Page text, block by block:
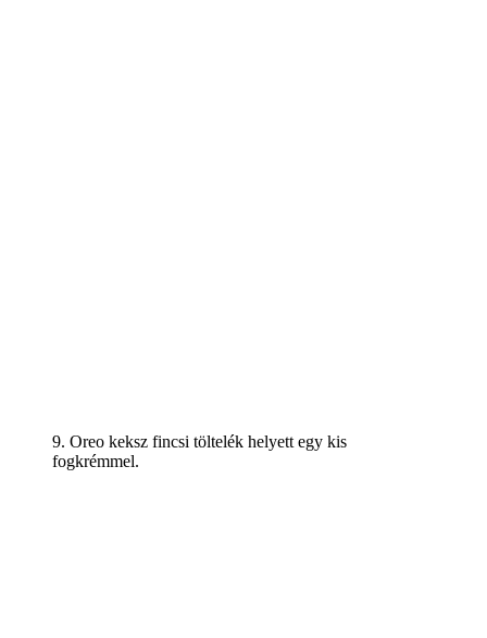
9. Oreo keksz fincsi töltelék helyett egy kis
fogkrémmel.